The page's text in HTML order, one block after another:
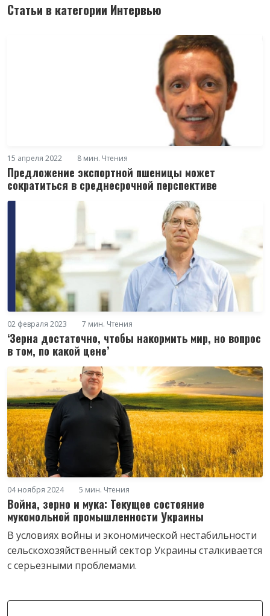
Статьи в категории Интервью
15 апреля 2022 8 мин. Чтения
Предложение экспортной пшеницы может
сократиться в среднесрочной перспективе
02 февраля 2023 7 мин. Чтения
‘Зерна достаточно, чтобы накормить мир, но вопрос
в том, по какой цене’
04 ноября 2024 5 мин. Чтения
Война, зерно и мука: Текущее состояние
мукомольной промышленности Украины
В условиях войны и экономической нестабильности
сельскохозяйственный сектор Украины сталкивается
с серьезными проблемами.